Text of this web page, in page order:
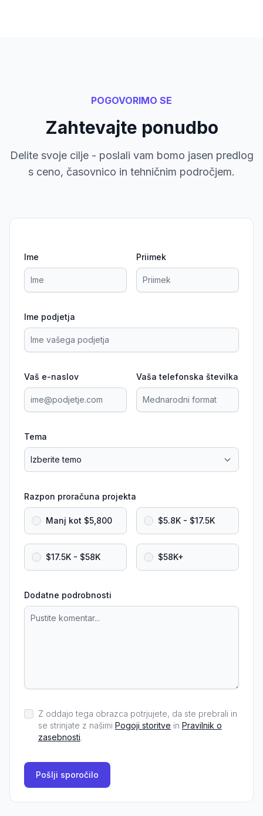
POGOVORIMO SE
Zahtevajte ponudbo
Delite svoje cilje - poslali vam bomo jasen predlog
s ceno, časovnico in tehničnim področjem.
Ime Priimek
Ime podjetja
Vaš e-naslov Vaša telefonska številka
Tema
Razpon proračuna projekta
Manj kot $5,800 $5.8K - $17.5K
$17.5K - $58K $58K+
Dodatne podrobnosti
Z oddajo tega obrazca potrjujete, da ste prebrali in
se strinjate z našimi Pogoji storitve in Pravilnik o
zasebnosti.
Pošlji sporočilo